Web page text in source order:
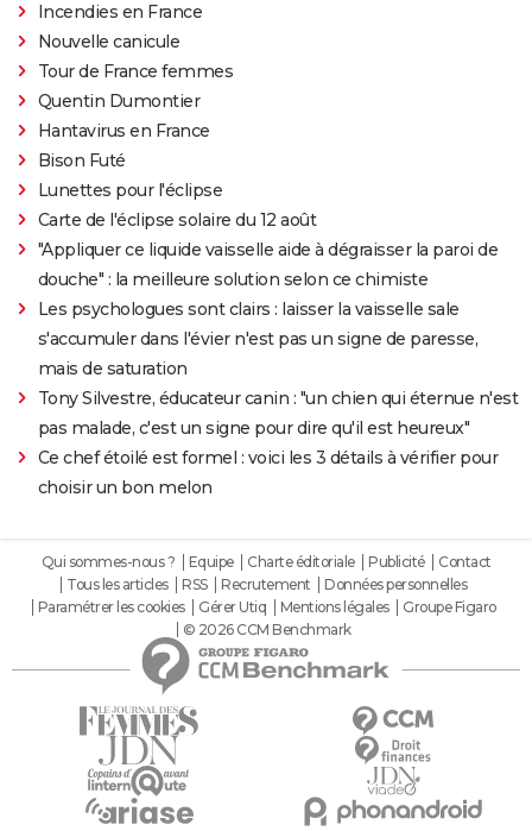
Incendies en France
Nouvelle canicule
Tour de France femmes
Quentin Dumontier
Hantavirus en France
Bison Futé
Lunettes pour l'éclipse
Carte de l'éclipse solaire du 12 août
"Appliquer ce liquide vaisselle aide à dégraisser la paroi de
douche" : la meilleure solution selon ce chimiste
Les psychologues sont clairs : laisser la vaisselle sale
s'accumuler dans l'évier n'est pas un signe de paresse,
mais de saturation
Tony Silvestre, éducateur canin : "un chien qui éternue n'est
pas malade, c'est un signe pour dire qu'il est heureux"
Ce chef étoilé est formel : voici les 3 détails à vérifier pour
choisir un bon melon
Qui sommes-nous ? Equipe Charte éditoriale Publicité
Contact
Tous les articles
RSS Recrutement
Données personnelles
Paramétrer les cookies
Gérer Utiq Mentions légales
Groupe Figaro
© 2026 CCM Benchmark